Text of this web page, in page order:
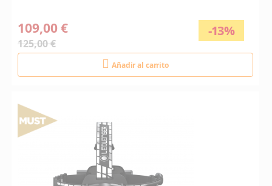
-13%
109,00 €
125,00 €
Añadir al carrito